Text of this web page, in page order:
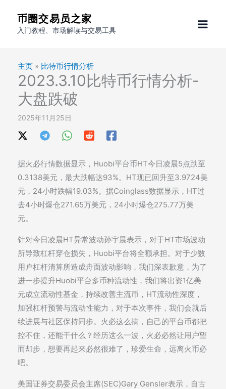
币圈交易员之家
入门教程、市场解读与交易工具
主页 » 比特币行情分析
2023.3.10比特币行情分析-
大盘跌破
2025年11月25日
据火必行情数据显示，Huobi平台币HT今日凌晨5点跌至
0.3138美元，最大跌幅达93%。HT现已回升至3.9724美
元，24小时跌幅19.03%。据Coinglass数据显示，HT过
去4小时爆仓271.65万美元，24小时爆仓275.77万美
元。
针对今日凌晨HT异常波动孙宇晨表示，对于HT市场波动
所导致杠杆穿仓损失，Huobi平台将全额承担。对于少数
用户杠杆清算所造成舟面波动影响，我们深表歉意，为了
进一步提升Huobi平台多币种流动性，我们将出资1亿美
元成立流动性基金，持续改善主流币，HT流动性深度，
加强杠杆预警与流动性能力，对于本次事件，我们会就后
续进展与社区保持同步。火必这么搞，自己的平台币都把
控不住，还能干什么？经历这么一波，火必必然让用户望
而却步，想要再起来必然很难了，珍爱生命，远离火币必
吧。
美国证券交易委员会主席(SEC)Gary Gensler表示，自古